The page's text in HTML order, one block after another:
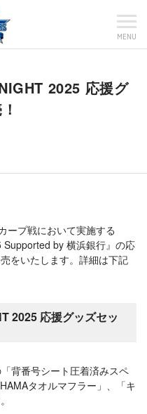
MENU
2025 応援グ
ープ戦において実施する
Supported by 横浜銀行』の応
をいたします。詳細は下記
2025 応援グッズセッ
背番号シート圧着済みスペ
タオルマフラー」、「キ